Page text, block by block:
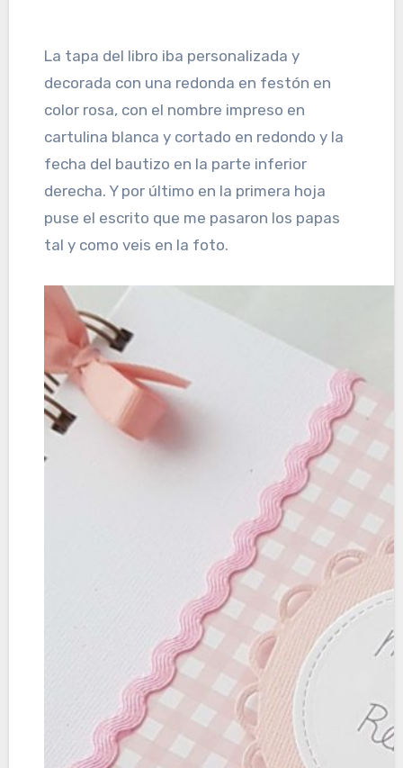
La tapa del libro iba personalizada y
decorada con una redonda en festón en
color rosa, con el nombre impreso en
cartulina blanca y cortado en redondo y la
fecha del bautizo en la parte inferior
derecha. Y por último en la primera hoja
puse el escrito que me pasaron los papas
tal y como veis en la foto.